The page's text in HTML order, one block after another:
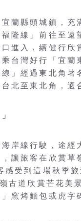
蘭縣頭城鎮，
隆線」前往至
進入，續健行
台灣好行「宜
」經過東北角
北至東北角，適
岸線行駛，途
讓旅客在欣賞
感受到這場秋季
古道欣賞芒花美
窯烤麵包或虎